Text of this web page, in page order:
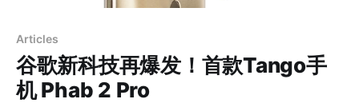
Articles
谷歌新科技再爆发！首款Tango手
机 Phab 2 Pro